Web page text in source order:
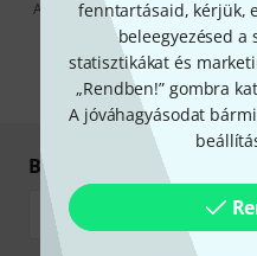
fenntartásaid, kérjük,
beleegyezésed
statisztikákat és
„Rendben!” gombra
A jóváhagyásodat
A "Bejelentkezés" gombra
önnek hirdetéseket. Bármikor
információkat azdata
*
Biztonságos vásárlás és